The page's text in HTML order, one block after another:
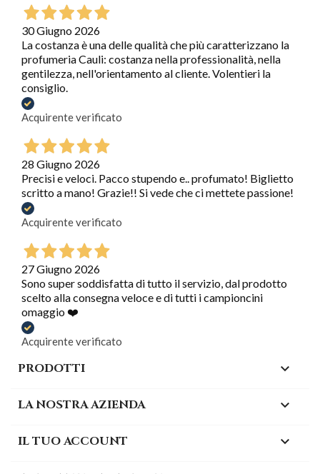
30 Giugno 2026
La costanza è una delle qualità che più caratterizzano la
profumeria Cauli: costanza nella professionalità, nella
gentilezza, nell'orientamento al cliente. Volentieri la
consiglio.
Acquirente verificato
28 Giugno 2026
Precisi e veloci. Pacco stupendo e.. profumato! Biglietto
scritto a mano! Grazie!! Si vede che ci mettete passione!
Acquirente verificato
27 Giugno 2026
Sono super soddisfatta di tutto il servizio, dal prodotto
scelto alla consegna veloce e di tutti i campioncini
omaggio ❤️
Acquirente verificato
PRODOTTI 
LA NOSTRA AZIENDA 
IL TUO ACCOUNT 